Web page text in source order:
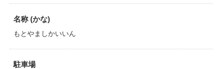
名称 (かな)
もとやましかいいん
駐車場